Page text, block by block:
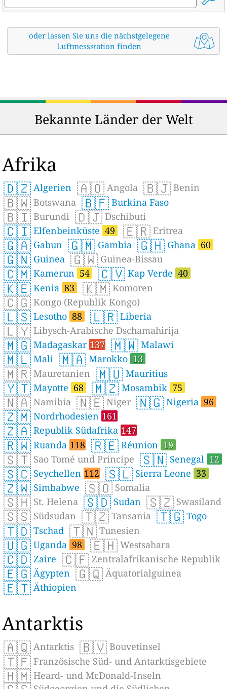
oder lassen Sie uns die nächstgelegene
Luftmessstation finden
Bekannte Länder der Welt
Afrika
🇩🇿 Algerien 🇦🇴 Angola 🇧🇯 Benin
🇧🇼 Botswana 🇧🇫 Burkina Faso
🇧🇮 Burundi 🇩🇯 Dschibuti
🇨🇮 Elfenbeinküste 49 🇪🇷 Eritrea
🇬🇦 Gabun 🇬🇲 Gambia 🇬🇭 Ghana 60
🇬🇳 Guinea 🇬🇼 Guinea-Bissau
🇨🇲 Kamerun 54 🇨🇻 Kap Verde 40
🇰🇪 Kenia 83 🇰🇲 Komoren
🇨🇬 Kongo (Republik Kongo)
🇱🇸 Lesotho 88 🇱🇷 Liberia
🇱🇾 Libysch-Arabische Dschamahirija
🇲🇬 Madagaskar 137 🇲🇼 Malawi
🇲🇱 Mali 🇲🇦 Marokko 13
🇲🇷 Mauretanien 🇲🇺 Mauritius
🇾🇹 Mayotte 68 🇲🇿 Mosambik 75
🇳🇦 Namibia 🇳🇪 Niger 🇳🇬 Nigeria 96
🇿🇲 Nordrhodesien 161
🇿🇦 Republik Südafrika 147
🇷🇼 Ruanda 118 🇷🇪 Réunion 19
🇸🇹 Sao Tomé und Principe 🇸🇳 Senegal 12
🇸🇨 Seychellen 112 🇸🇱 Sierra Leone 33
🇿🇼 Simbabwe 🇸🇴 Somalia
🇸🇭 St. Helena 🇸🇩 Sudan 🇸🇿 Swasiland
🇸🇸 Südsudan 🇹🇿 Tansania 🇹🇬 Togo
🇹🇩 Tschad 🇹🇳 Tunesien
🇺🇬 Uganda 98 🇪🇭 Westsahara
🇨🇩 Zaire 🇨🇫 Zentralafrikanische Republik
🇪🇬 Ägypten 🇬🇶 Äquatorialguinea
🇪🇹 Äthiopien
Antarktis
🇦🇶 Antarktis 🇧🇻 Bouvetinsel
🇹🇫 Französische Süd- und Antarktisgebiete
🇭🇲 Heard- und McDonald-Inseln